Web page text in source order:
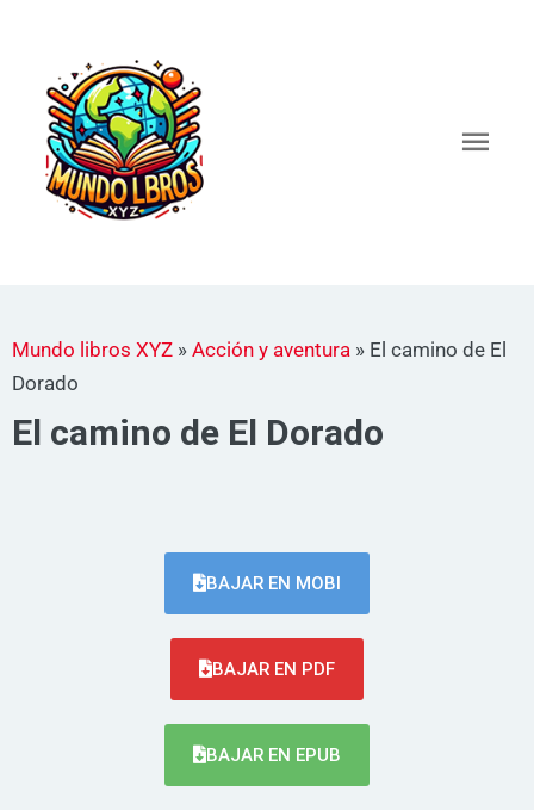
contenido
Mundo libros XYZ » Acción y aventura » El camino de El
Dorado
El camino de El Dorado
BAJAR EN MOBI
BAJAR EN PDF
BAJAR EN EPUB